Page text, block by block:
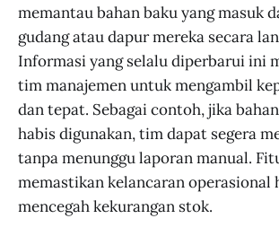
memantau bahan baku yang masuk
gudang atau dapur mereka secara
Informasi yang selalu diperbarui ini
tim manajemen untuk mengambil
dan tepat. Sebagai contoh, jika
habis digunakan, tim dapat segera
tanpa menunggu laporan manual.
memastikan kelancaran operasional
mencegah kekurangan stok.